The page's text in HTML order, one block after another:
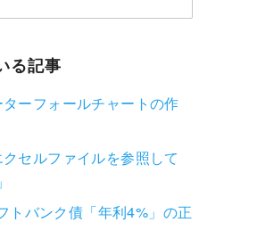
る記事
ーフォールチャートの作
セルファイルを参照して
トバンク債「年利4%」の正